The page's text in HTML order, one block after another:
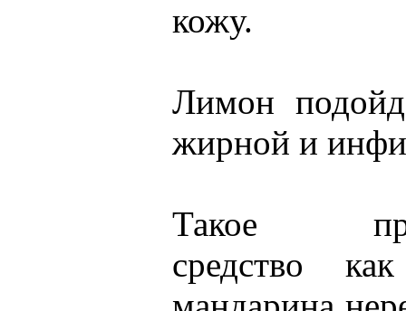
кожу.
Лимон
жирной и
Такое
средство